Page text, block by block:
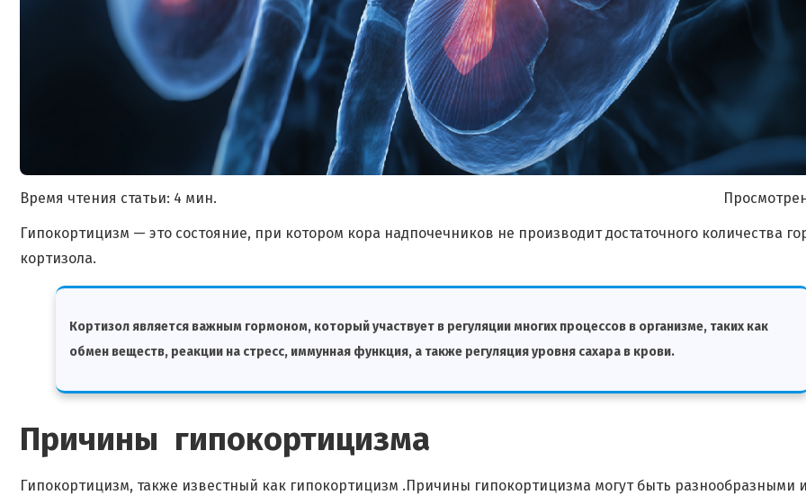
Время чтения статьи: 4 мин.
Гипокортицизм — это состояние, при котором кора надпочечников не производит достаточного количества
кортизола.
Кортизол является важным гормоном, который участвует в регуляции многих процессов в организме, таких как
обмен веществ, реакции на стресс, иммунная функция, а также регуляция уровня сахара в крови.
Причины гипокортицизма
Гипокортицизм, также известный как гипокортицизм .Причины гипокортицизма могут быть разнообразными и